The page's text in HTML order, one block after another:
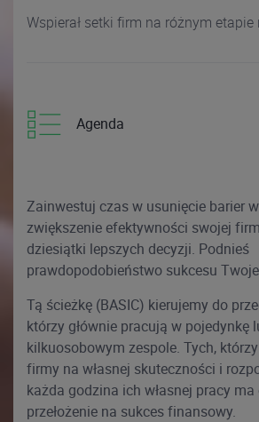
Wspierał setki firm na różnym etapie
Agenda
Zainwestuj czas w usunięcie barier
zwiększenie efektywności swojej
dziesiątki lepszych decyzji. Podnieś
prawdopodobieństwo sukcesu
Tą ścieżkę (BASIC) kierujemy do
którzy głównie pracują w pojedynkę
kilkuosobowym zespole. Tych,
firmy na własnej skuteczności i
każda godzina ich własnej pracy
przełożenie na sukces finansowy.